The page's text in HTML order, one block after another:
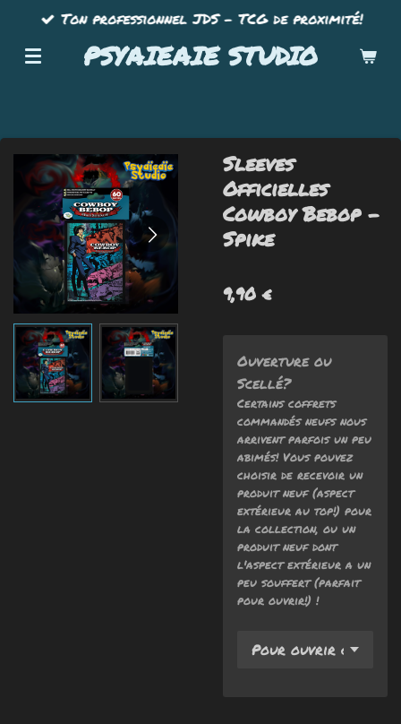
Passer
contenu
PSYAIEAIE STUDIO
Ton professionnel JDS - TCG de proximité!
Sleeves
Officielles
Cowboy Bebop -
Spike
9,90 €
Ouverture ou
Scellé?
Certains coffrets
commandés neufs nous
arrivent parfois un peu
abimés! Vous pouvez
choisir de recevoir un
produit neuf (aspect
extérieur au top!) pour
la collection, ou un
produit neuf dont
l'aspect extérieur a un
peu souffert (parfait
pour ouvrir!) !